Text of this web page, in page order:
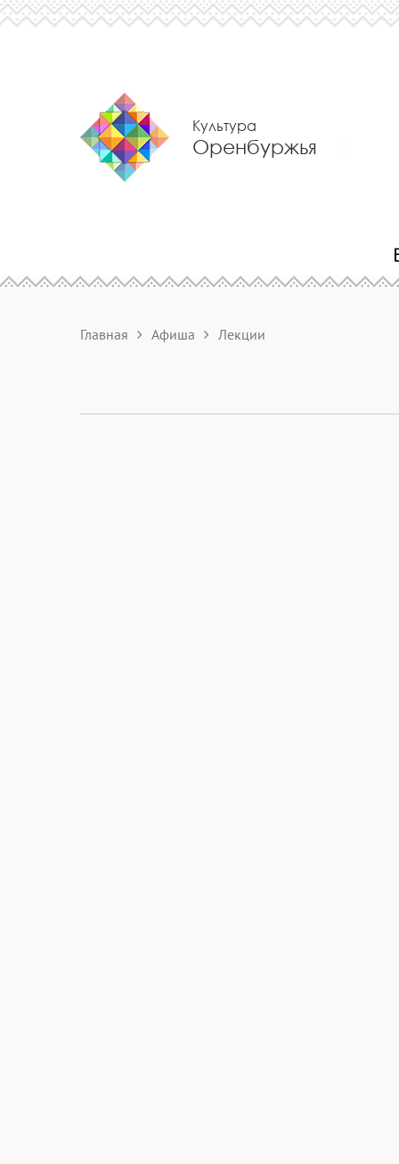
Культура
Оренбуржья
Главная Афиша Лекции